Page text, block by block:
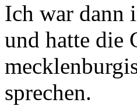
Ich war dann
und hatte die
sprechen.